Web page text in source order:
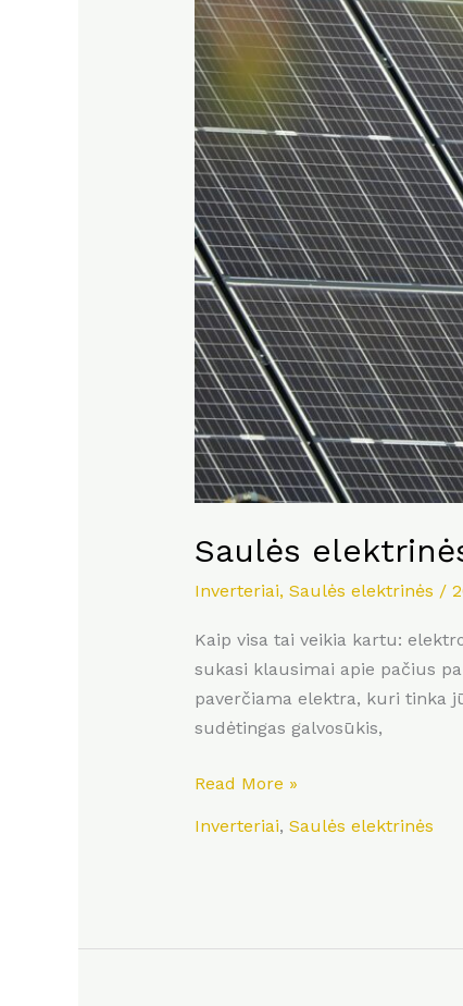
Saulės
Inverteriai, Saulės elektrinės /
Kaip visa tai veikia kartu:
sukasi klausimai apie pačius
paverčiama elektra, kuri tinka
sudėtingas galvosūkis,
schema
Read More »
Inverteriai, Saulės elektrinės